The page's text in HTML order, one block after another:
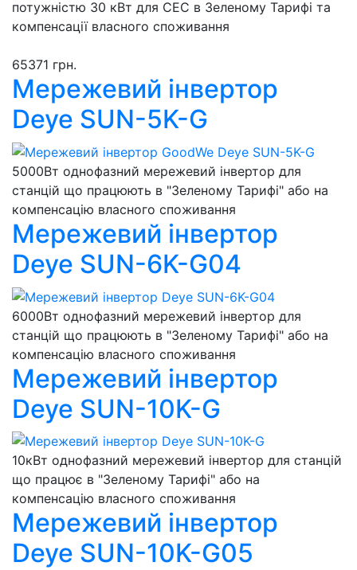
потужністю 30 кВт для СЕС в Зеленому Тарифі та
компенсації власного споживання
65371 грн.
Мережевий інвертор
Deye SUN-5K-G
5000Вт однофазний мережевий інвертор для
станцій що працюють в "Зеленому Тарифі" або на
компенсацію власного споживання
Мережевий інвертор
Deye SUN-6K-G04
6000Вт однофазний мережевий інвертор для
станцій що працюють в "Зеленому Тарифі" або на
компенсацію власного споживання
Мережевий інвертор
Deye SUN-10K-G
10кВт однофазний мережевий інвертор для станцій
що працює в "Зеленому Тарифі" або на
компенсацію власного споживання
Мережевий інвертор
Deye SUN-10K-G05